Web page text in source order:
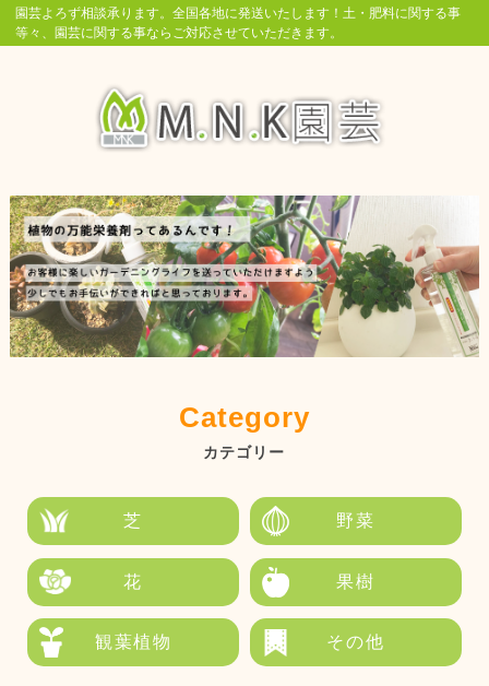
園芸よろず相談承ります。全国各地に発送いたします！土・肥料に関する事
等々、園芸に関する事ならご対応させていただきます。
Category
カテゴリー
芝 野菜
花 果樹
観葉植物 その他